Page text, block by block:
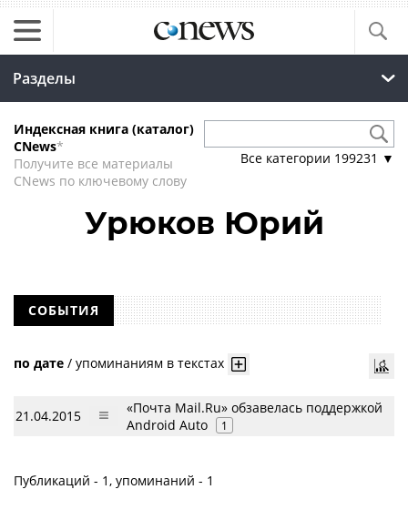
Разделы
Индексная книга (каталог)
CNews*
Получите все материалы
CNews по ключевому слову
Все категории 199231 ▼
Урюков Юрий
СОБЫТИЯ
по дате / упоминаниям в текстах
21.04.2015
«Почта Mail.Ru» обзавелась поддержкой
Android Auto
1
Публикаций - 1, упоминаний - 1